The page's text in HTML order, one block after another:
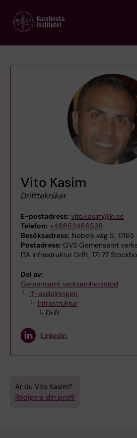
main
Vito Kasim
Drifttekniker
E-postadress: vito.kasim@ki.se
Telefon: +46852486526
Besöksadress: Nobels väg 5, 17165
Postadress: GVS Gemensamt
ITA Infrastruktur Drift, 171 77
Del av:
Gemensamt verksamhetsstöd
IT-avdelningen
Infrastruktur
Drift
LinkedIn
Är du Vito Kasim?
Redigera din profil